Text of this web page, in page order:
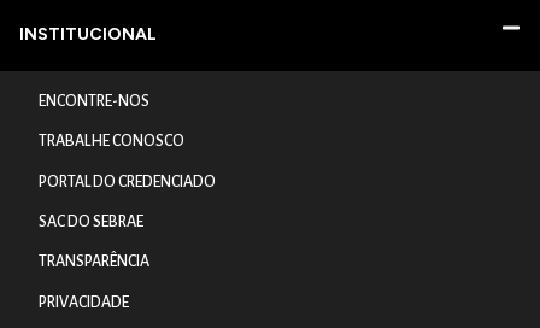
INSTITUCIONAL
ENCONTRE-NOS
TRABALHE CONOSCO
PORTAL DO CREDENCIADO
SAC DO SEBRAE
TRANSPARÊNCIA
PRIVACIDADE